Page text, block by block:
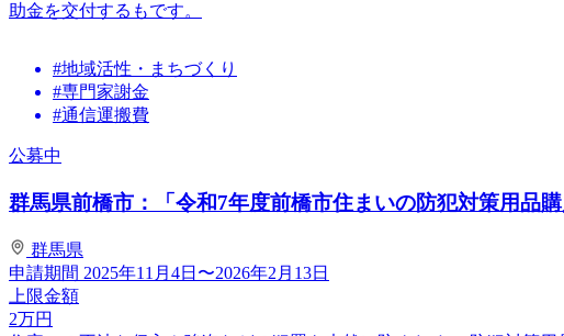
助金を交付するもです。
#地域活性・まちづくり
#専門家謝金
#通信運搬費
公募中
群馬県前橋市：「令和7年度前橋市住まいの防犯対策用品購
群馬県
申請期間 2025年11月4日〜2026年2月13日
上限金額
2万円